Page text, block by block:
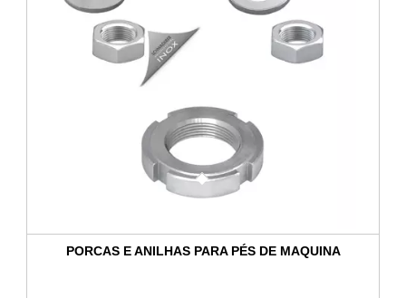
PORCAS E ANILHAS PARA PÉS DE MAQUINA